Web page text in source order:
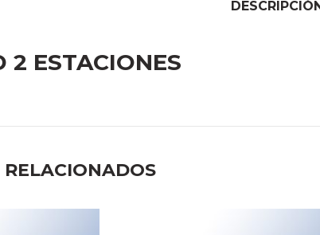
2 ESTACIONES
RELACIONADOS